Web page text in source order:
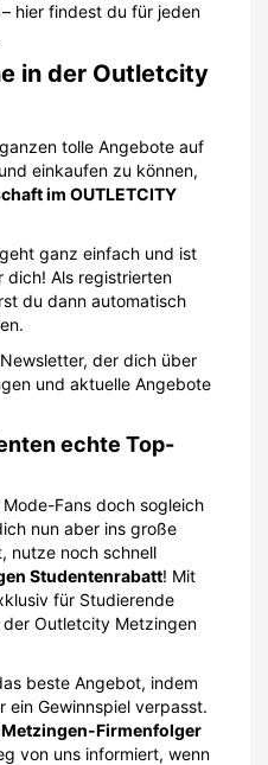
hier findest du für jeden
in der Outletcity
tolle Angebote auf
einkaufen zu können,
im OUTLETCITY
ganz einfach und ist
dich! Als registrierten
du dann automatisch
der dich über
und aktuelle Angebote
echte Top-
Fans doch sogleich
nun aber ins große
nutze noch schnell
Studentenrabatt! Mit
für Studierende
Outletcity Metzingen
beste Angebot, indem
ein Gewinnspiel verpasst.
Firmenfolger
von uns informiert, wenn